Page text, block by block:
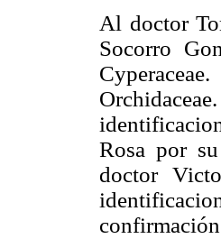
Al doctor
Socorro
Rosa por
doctor